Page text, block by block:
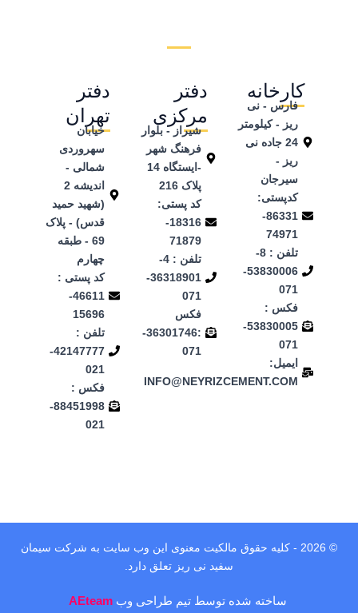
کارخانه
فارس - نی
ریز - کیلومتر
24 جاده نی
ریز -
سیرجان
کدپستی:
86331-
74971
تلفن ‌: 8-
53830006-
071
فکس :
53830005-
071
ایمیل:
INFO@NEYRIZCEMENT.COM
دفتر
مرکزی
شیراز - بلوار
فرهنگ شهر
-ایستگاه 14
پلاک 216
کد پستی:
18316-
71879
تلفن : 4-
36318901-
071
فکس
:36301746-
071
دفتر
تهران
خیابان
سهروردی
شمالی -
اندیشه 2
(شهید حمید
قدس) - پلاک
69 - طبقه
چهارم
کد پستی :
46611-
15696
تلفن :
42147777-
021
فکس :
88451998-
021
© 2026 - کلیه حقوق مالکیت معنوی این وب‌ سایت به شرکت سیمان
سفید نی ریز تعلق دارد.
ساخته شده توسط تیم طراحی وب AEteam